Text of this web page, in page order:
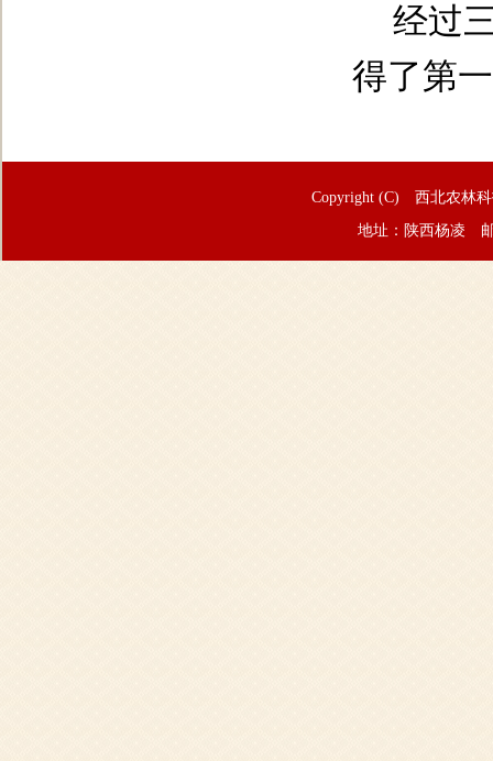
经过
得了第
Copyright (C) 西北农林
地址：陕西杨凌